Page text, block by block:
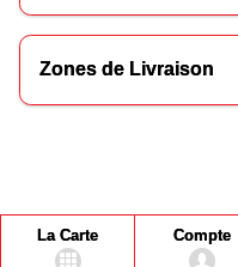
Zones de Livraison
La Carte Compte